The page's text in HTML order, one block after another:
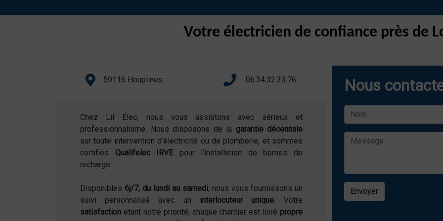
Votre électricien de confiance près de
59116 Houplines 06.34.32.33.76
Chez Lil Élec, nous vous assistons avec sérieux et
professionnalisme. Nous disposons de la garantie décennale
sur toute intervention d’électricité ou de plomberie, et sommes
certifiés Qualifelec IRVEpour l’installation de bornes de
recharge.
Disponibles 6j/7, du lundi au samedi, nous vous fournissons un
suivi personnalisé avec un
interlocuteur unique. Votre
satisfaction étant notre priorité, chaque chantier est livré propre
Nous
Envoyer